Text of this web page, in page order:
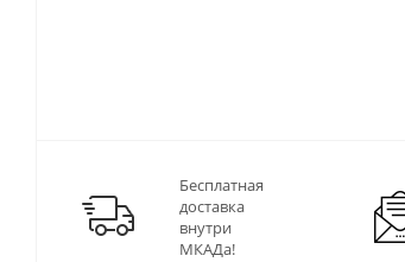
Бесплатная
доставка
внутри
МКАДа!